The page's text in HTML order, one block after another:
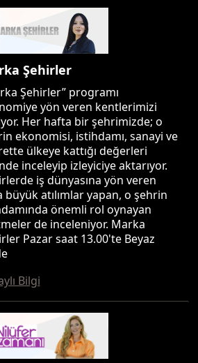
Şehirler
Şehirler” programı
yön veren kentlerimizi
Her hafta bir şehrimizde; o
ekonomisi, istihdamı, sanayi ve
ülkeye kattığı değerleri
inceleyip izleyiciye aktarıyor.
iş dünyasına yön veren
büyük atılımlar yapan, o şehrin
önemli rol oynayan
de inceleniyor. Marka
Pazar saat 13.00'te Beyaz
Bilgi